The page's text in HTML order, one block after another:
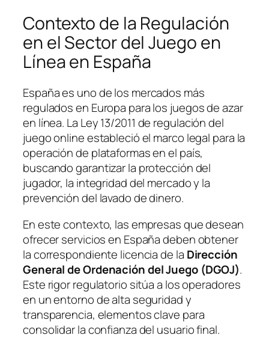
Contexto de la Regulación
en el Sector del Juego en
Línea en España
España es uno de los mercados más
regulados en Europa para los juegos de azar
en línea. La Ley 13/2011 de regulación del
juego online estableció el marco legal para la
operación de plataformas en el país,
buscando garantizar la protección del
jugador, la integridad del mercado y la
prevención del lavado de dinero.
En este contexto, las empresas que desean
ofrecer servicios en España deben obtener
la correspondiente licencia de la Dirección
General de Ordenación del Juego (DGOJ).
Este rigor regulatorio sitúa a los operadores
en un entorno de alta seguridad y
transparencia, elementos clave para
consolidar la confianza del usuario final.